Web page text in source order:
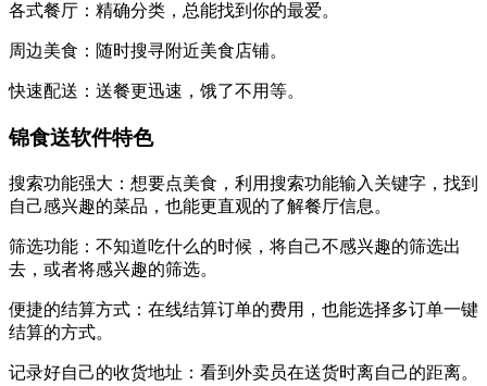
各式餐厅：精确分类，总能找到你的最爱。
周边美食：随时搜寻附近美食店铺。
快速配送：送餐更迅速，饿了不用等。
锦食送软件特色
搜索功能强大：想要点美食，利用搜索功能输入关键字，找到
自己感兴趣的菜品，也能更直观的了解餐厅信息。
筛选功能：不知道吃什么的时候，将自己不感兴趣的筛选出
去，或者将感兴趣的筛选。
便捷的结算方式：在线结算订单的费用，也能选择多订单一键
结算的方式。
记录好自己的收货地址：看到外卖员在送货时离自己的距离。